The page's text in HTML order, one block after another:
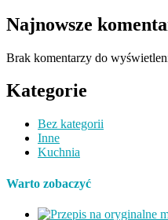
Najnowsze
Brak komentarzy do
Kategorie
Bez kategorii
Inne
Kuchnia
Warto zobaczyć